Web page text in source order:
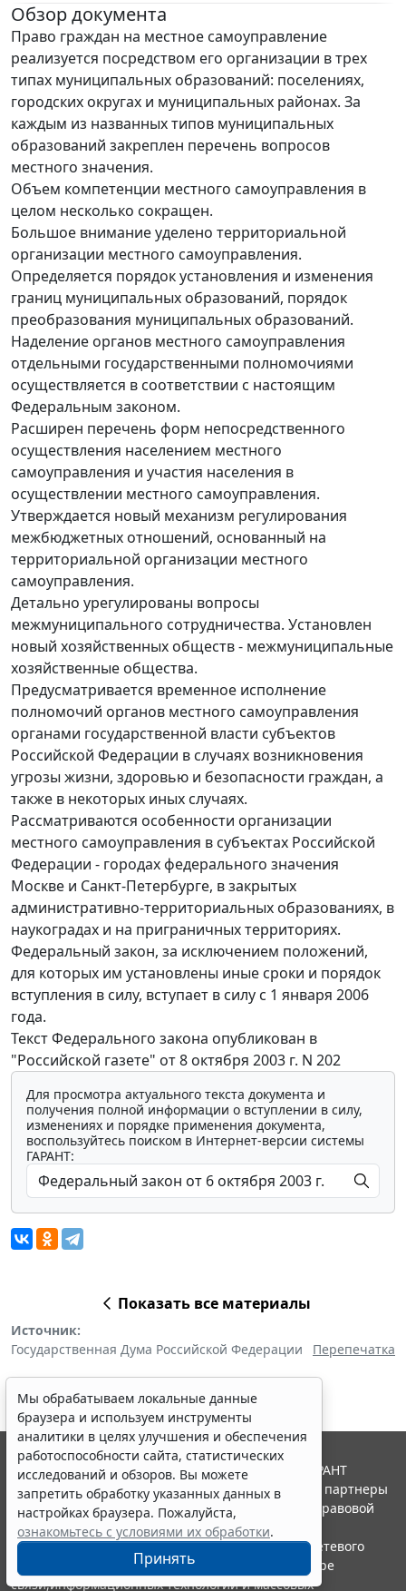
Обзор документа
Право граждан на местное самоуправление
реализуется посредством его организации в трех
типах муниципальных образований: поселениях,
городских округах и муниципальных районах. За
каждым из названных типов муниципальных
образований закреплен перечень вопросов
местного значения.
Объем компетенции местного самоуправления в
целом несколько сокращен.
Большое внимание уделено территориальной
организации местного самоуправления.
Определяется порядок установления и изменения
границ муниципальных образований, порядок
преобразования муниципальных образований.
Наделение органов местного самоуправления
отдельными государственными полномочиями
осуществляется в соответствии с настоящим
Федеральным законом.
Расширен перечень форм непосредственного
осуществления населением местного
самоуправления и участия населения в
осуществлении местного самоуправления.
Утверждается новый механизм регулирования
межбюджетных отношений, основанный на
территориальной организации местного
самоуправления.
Детально урегулированы вопросы
межмуниципального сотрудничества. Установлен
новый хозяйственных обществ - межмуниципальные
хозяйственные общества.
Предусматривается временное исполнение
полномочий органов местного самоуправления
органами государственной власти субъектов
Российской Федерации в случаях возникновения
угрозы жизни, здоровью и безопасности граждан, а
также в некоторых иных случаях.
Рассматриваются особенности организации
местного самоуправления в субъектах Российской
Федерации - городах федерального значения
Москве и Санкт-Петербурге, в закрытых
административно-территориальных образованиях, в
наукоградах и на приграничных территориях.
Федеральный закон, за исключением положений,
для которых им установлены иные сроки и порядок
вступления в силу, вступает в силу с 1 января 2006
года.
Текст Федерального закона опубликован в
"Российской газете" от 8 октября 2003 г. N 202
Для просмотра актуального текста документа и
получения полной информации о вступлении в силу,
изменениях и порядке применения документа,
воспользуйтесь поиском в Интернет-версии системы
ГАРАНТ:
Показать все материалы
Источник:
Государственная Дума Российской Федерации
Перепечатка
Мы обрабатываем локальные данные
браузера и используем инструменты
аналитики в целях улучшения и обеспечения
работоспособности сайта, статистических
исследований и обзоров. Вы можете
запретить обработку указанных данных в
настройках браузера. Пожалуйста,
ознакомьтесь с условиями их обработки.
Принять
© ООО "НПП "ГАРАНТ-СЕРВИС", 2026. Система ГАРАНТ
выпускается с 1990 года. Компания "Гарант" и ее партнеры
являются участниками Российской ассоциации правовой
информации ГАРАНТ.
Портал ГАРАНТ.РУ зарегистрирован в качестве сетевого
издания Федеральной службой по надзору в сфере
связи,информационных технологий и массовых